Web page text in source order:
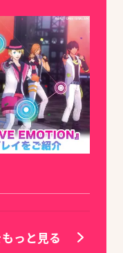
っと見る